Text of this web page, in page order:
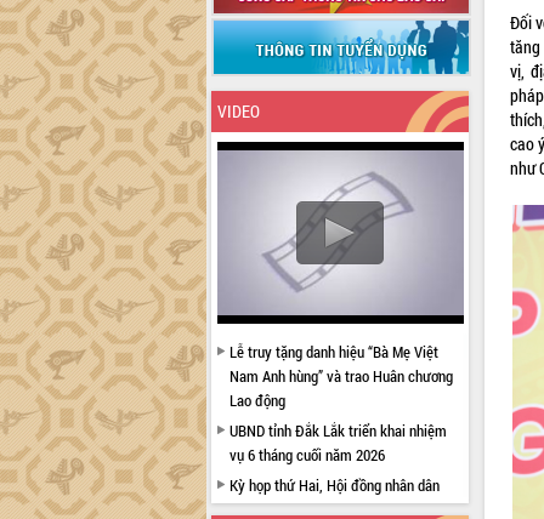
VIDEO
Lễ truy tặng danh hiệu “Bà Mẹ Việt
Nam Anh hùng” và trao Huân chương
Lao động
UBND tỉnh Đắk Lắk triển khai nhiệm
vụ 6 tháng cuối năm 2026
Kỳ họp thứ Hai, Hội đồng nhân dân
tỉnh khóa XI quyết nghị nhiều nội dung
Đối
tăng
vị,
cao
như